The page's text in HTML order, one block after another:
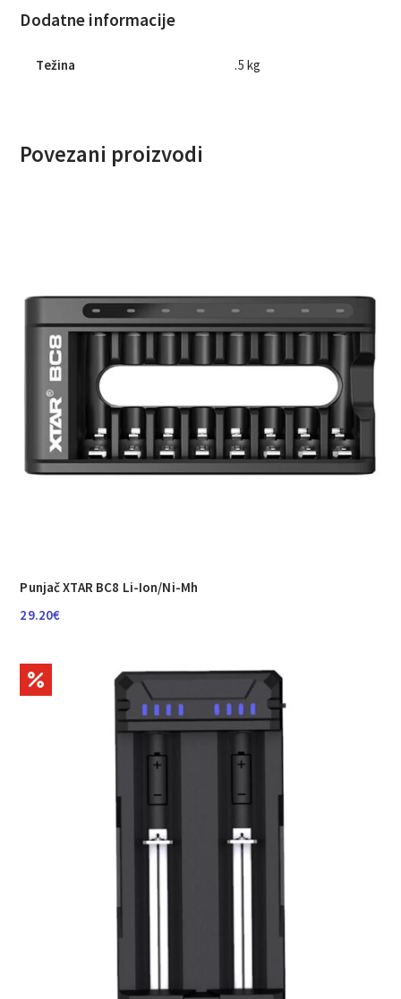
Dodatne informacije
Težina .5 kg
Povezani proizvodi
Punjač XTAR BC8 Li-Ion/Ni-Mh
29.20€